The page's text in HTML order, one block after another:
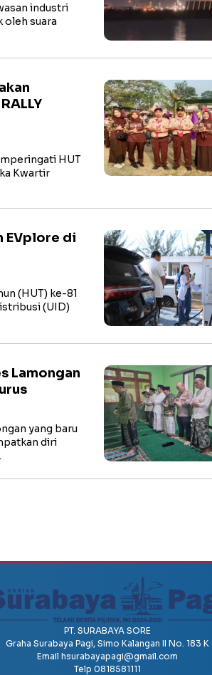
industri
oleh suara
HUT
Kwartir
EVplore di
(HUT) ke-81
(UID)
Lamongan
yang baru
diri
PT. SURABAYA SORE
Graha Surabaya Pagi, Simo Kalangan II No. 183 K
Email hsurabayapagi@gmail.com
Telp 0818581111